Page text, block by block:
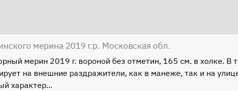
мерина 2019 г.р. Московская обл.
мерин 2019 г. вороной без отметин, 165 см. в холке. В
на внешние раздражители, как в манеже, так и на
характер...